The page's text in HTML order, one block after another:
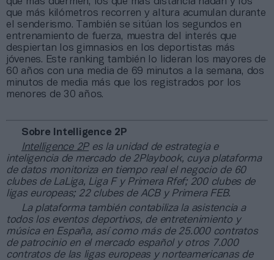
que más kilómetros recorren y altura acumulan durante
el senderismo. También se sitúan los segundos en
entrenamiento de fuerza, muestra del interés que
despiertan los gimnasios en los deportistas más
jóvenes. Este ranking también lo lideran los mayores de
60 años con una media de 69 minutos a la semana, dos
minutos de media más que los registrados por los
menores de 30 años.
Sobre Intelligence 2P
Intelligence 2Pes la unidad de estrategia e
inteligencia de mercado de 2Playbook, cuya plataforma
de datos monitoriza en tiempo real el negocio de 60
clubes de LaLiga, Liga F y Primera Rfef; 200 clubes de
ligas europeas; 22 clubes de ACB y Primera FEB.
La plataforma también contabiliza la asistencia a
todos los eventos deportivos, de entretenimiento y
música en España, así como más de 25.000 contratos
de patrocinio en el mercado español y otros 7.000
contratos de las ligas europeas y norteamericanas de